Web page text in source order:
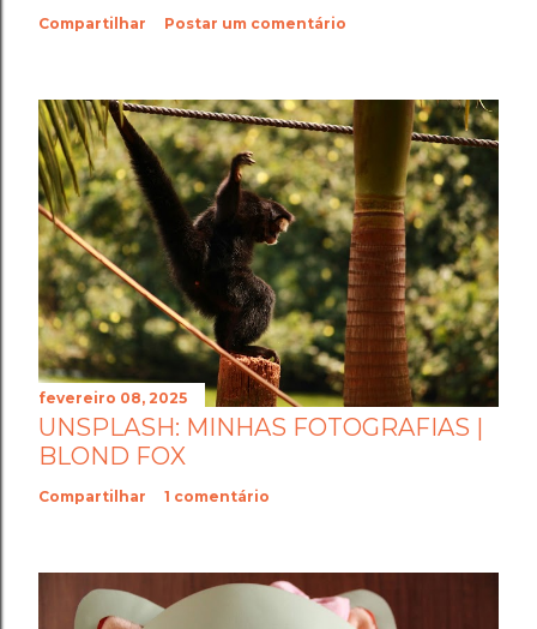
Compartilhar Postar um comentário
fevereiro 08, 2025
UNSPLASH: MINHAS FOTOGRAFIAS |
BLOND FOX
Compartilhar 1 comentário